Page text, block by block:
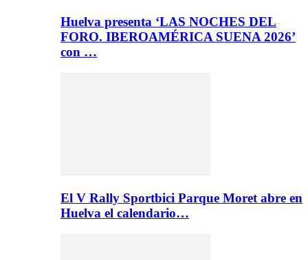
Huelva presenta ‘LAS NOCHES DEL
FORO. IBEROAMÉRICA SUENA 2026’
con …
El V Rally Sportbici Parque Moret abre en
Huelva el calendario…